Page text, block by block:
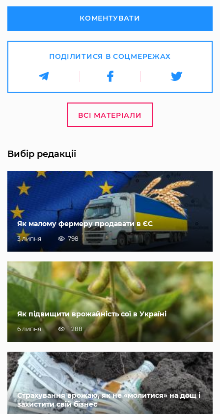
КОМЕНТУВАТИ
ПОДІЛИТИСЯ В СОЦМЕРЕЖАХ
ВСІ МАТЕРІАЛИ
Вибір редакції
Як малому фермеру продавати в ЄС
3 липня 798
Як підвищити врожайність сої в Україні
6 липня 1 288
Страхування врожаю, як не «молитися» на дощ і
захистити свій бізнес